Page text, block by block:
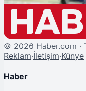
© 2026 Haber.com ·
Reklam·İletişim·Künye
Haber